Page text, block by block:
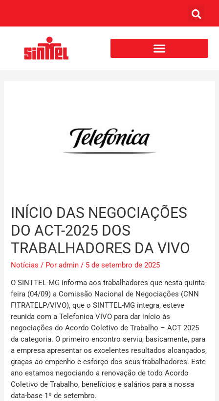
INÍCIO DAS NEGOCIAÇÕES
DO ACT-2025 DOS
TRABALHADORES DA VIVO
Notícias / Poradmin / 5 de setembro de 2025
O SINTTEL-MG informa aos trabalhadores que nesta quinta-
feira (04/09) a Comissão Nacional de Negociações (CNN
FITRATELP/VIVO), que o SINTTEL-MG integra, esteve
reunida com a Telefonica VIVO para dar início às
negociações do Acordo Coletivo de Trabalho – ACT 2025
da categoria.O primeiro encontro serviu, basicamente, para
a empresa apresentar os excelentes resultados alcançados,
graças ao empenho e esforço dos seus trabalhadores. Este
ano estamos negociando a renovação de todo Acordo
Coletivo de Trabalho, benefícios e salários para a nossa
data-base 1º de setembro.